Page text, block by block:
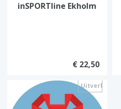
inSPORTline Ekholm
€ 22,50
Uitverkocht